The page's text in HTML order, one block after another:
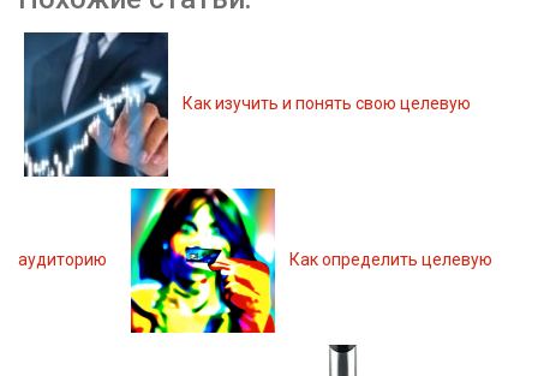
Как изучить и понять свою целевую
аудиторию Как определить целевую